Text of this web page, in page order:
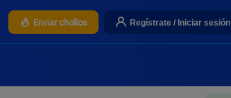
Enviar chollos Regístrate / Iniciar sesión